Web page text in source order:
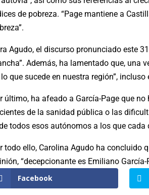
de pobreza. “Page mantiene a
Agudo, el discurso pronunciado este
Además, ha lamentado que, una
lo que sucede en nuestra región”,
último, ha afeado a García-Page que
de la sanidad pública o las
todos esos autónomos a los que
todo ello, Carolina Agudo ha concluido
“decepcionante es Emiliano
Facebook